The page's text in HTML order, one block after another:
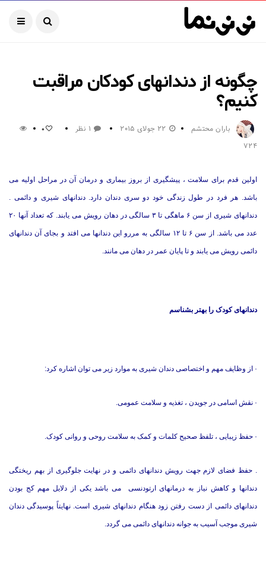
چگونه از دندانهای کودکان مراقبت
کنیم؟
باران محتشم 22 جولای 2015 1 نظر 0
724
اولین قدم برای سلامت ، پیشگیری از بروز بیماری و درمان آن در مراحل اولیه می
باشد. هر فرد در طول زندگی خود دو سری دندان دارد. دندانهای شیری و دائمی .
دندانهای شیری از سن ۶ ماهگی تا ۳ سالگی در دهان رویش می یابند. که تعداد آنها ۲۰
عدد می باشد. از سن ۶ تا ۱۲ سالگی به مررو این دندانها می افتد و بجای آن دندانهای
دائمی رویش می یابند و تا پایان عمر در دهان می مانند.
دندانهای کودک را بهتر بشناسم
· از وظایف مهم و اختصاصی دندان شیری به موارد زیر می توان اشاره کرد:
· نقش اسامی در جویدن ، تغذیه و سلامت عمومی.
· حفظ زیبایی ، تلفظ صحیح کلمات و کمک به سلامت روحی و روانی کودک.
. حفظ فضای لازم جهت رویش دندانهای دائمی و در نهایت جلوگیری از بهم ریختگی
دندانها و کاهش نیاز به درمانهای ارتودنسی می باشد یکی از دلایل مهم کج بودن
دندانهای دائمی از دست رفتن زود هنگام دندانهای شیری است. نهایتاً پوسیدگی دندان
شیری موجب آسیب به جوانه دندانهای دائمی می گردد.